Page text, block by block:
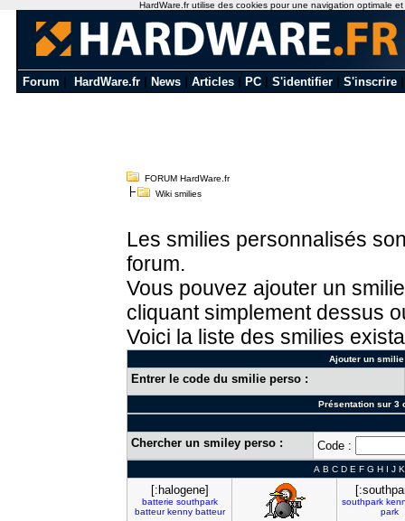
Forum HardWare.fr News Articles PC S'identifier S'inscrire
FORUM HardWare.fr
Wiki smilies
Les smilies personnalisés
forum.
Vous pouvez ajouter un
cliquant simplement dessus
Voici la liste des smilies
Ajouter un
Entrer le code du smilie perso :
Présentation sur 3
Chercher un smiley perso : Code :
A B C D E F G H I J K
[:halogene]
batterie southpark
batteur kenny batteur
southpark
park
HardWare.fr utilise des cookies pour une navigation optimale